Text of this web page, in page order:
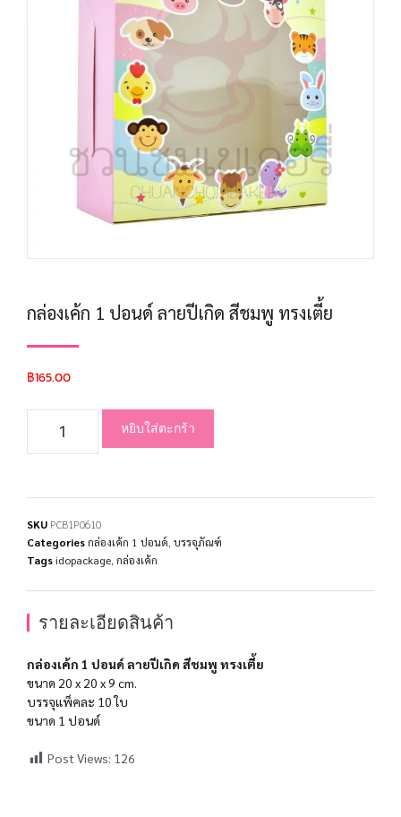
กล่องเค้ก 1 ปอนด์ ลายปีเกิด สีชมพู ทรงเตี้ย
฿165.00
หยิบใส่ตะกร้า
SKU PCB1P0610
Categoriesกล่องเค้ก 1 ปอนด์ บรรจุภัณฑ์
Tags idopackage กล่องเค้ก
รายละเอียดสินค้า
กล่องเค้ก 1 ปอนด์ ลายปีเกิด สีชมพู ทรงเตี้ย
ขนาด 20 x 20 x 9 cm.
บรรจุแพ็คละ 10 ใบ
ขนาด 1 ปอนด์
Post Views: 126